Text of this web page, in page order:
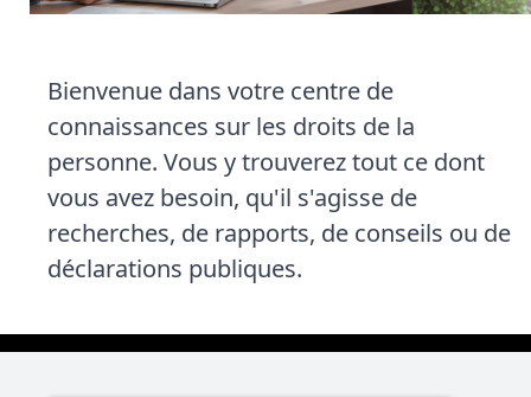
Bienvenue dans votre centre de
connaissances sur les droits de la
personne. Vous y trouverez tout ce dont
vous avez besoin, qu'il s'agisse de
recherches, de rapports, de conseils ou de
déclarations publiques.